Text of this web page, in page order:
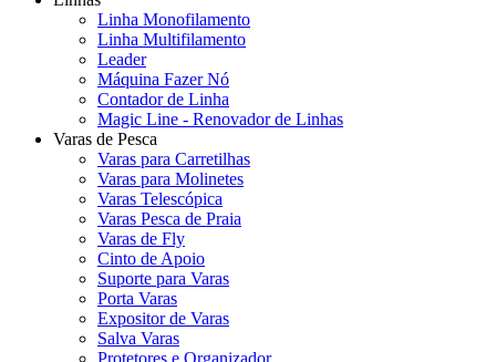
Linha Monofilamento
Linha Multifilamento
Leader
Máquina Fazer Nó
Contador de Linha
Magic Line - Renovador de Linhas
Varas de Pesca
Varas para Carretilhas
Varas para Molinetes
Varas Telescópica
Varas Pesca de Praia
Varas de Fly
Cinto de Apoio
Suporte para Varas
Porta Varas
Expositor de Varas
Salva Varas
Protetores e Organizador